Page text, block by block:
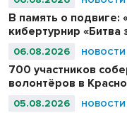
В память о подвиге:
кибертурнир «Битва
06.08.2026 НОВОСТИ
700 участников
волонтёров в
05.08.2026 НОВОСТИ